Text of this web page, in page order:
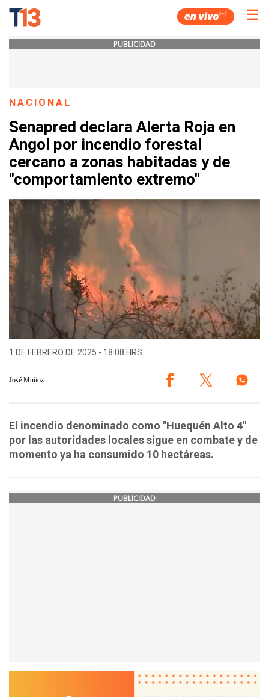
☰
PUBLICIDAD
NACIONAL
Senapred declara Alerta Roja en
Angol por incendio forestal
cercano a zonas habitadas y de
"comportamiento extremo"
1 DE FEBRERO DE 2025 - 18:08 HRS.
José Muñoz
El incendio denominado como "Huequén Alto 4"
por las autoridades locales sigue en combate y de
momento ya ha consumido 10 hectáreas.
PUBLICIDAD